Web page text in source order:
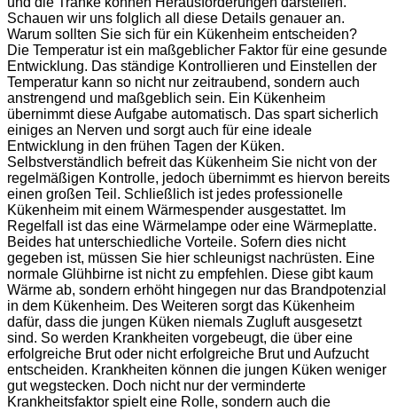
Schauen wir uns folglich all diese Details genauer an.
Warum sollten Sie sich für ein Kükenheim entscheiden?
Die Temperatur ist ein maßgeblicher Faktor für eine gesunde
Entwicklung. Das ständige Kontrollieren und Einstellen der
Temperatur kann so nicht nur zeitraubend, sondern auch
anstrengend und maßgeblich sein. Ein Kükenheim
übernimmt diese Aufgabe automatisch. Das spart sicherlich
einiges an Nerven und sorgt auch für eine ideale
Entwicklung in den frühen Tagen der Küken.
Selbstverständlich befreit das Kükenheim Sie nicht von der
regelmäßigen Kontrolle, jedoch übernimmt es hiervon bereits
einen großen Teil. Schließlich ist jedes professionelle
Kükenheim mit einem Wärmespender ausgestattet. Im
Regelfall ist das eine Wärmelampe oder eine Wärmeplatte.
Beides hat unterschiedliche Vorteile. Sofern dies nicht
gegeben ist, müssen Sie hier schleunigst nachrüsten. Eine
normale Glühbirne ist nicht zu empfehlen. Diese gibt kaum
Wärme ab, sondern erhöht hingegen nur das Brandpotenzial
in dem Kükenheim. Des Weiteren sorgt das Kükenheim
dafür, dass die jungen Küken niemals Zugluft ausgesetzt
sind. So werden Krankheiten vorgebeugt, die über eine
erfolgreiche Brut oder nicht erfolgreiche Brut und Aufzucht
entscheiden. Krankheiten können die jungen Küken weniger
gut wegstecken. Doch nicht nur der verminderte
Krankheitsfaktor spielt eine Rolle, sondern auch die